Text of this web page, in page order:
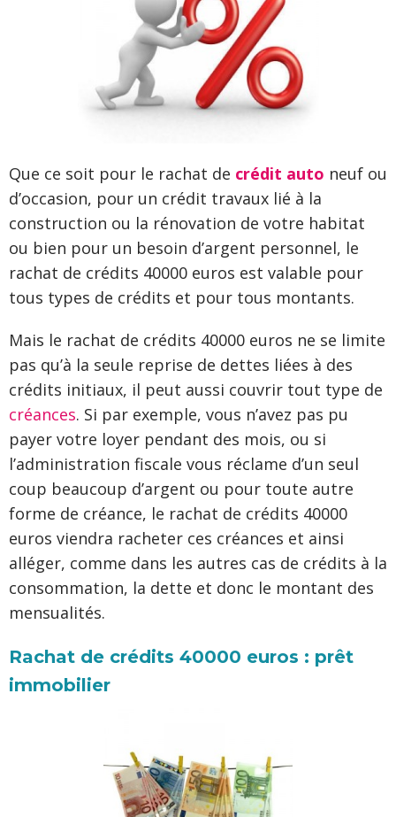
Que ce soit pour le rachat de crédit auto neuf ou
d’occasion, pour un crédit travaux lié à la
construction ou la rénovation de votre habitat
ou bien pour un besoin d’argent personnel, le
rachat de crédits 40000 euros est valable pour
tous types de crédits et pour tous montants.
Mais le rachat de crédits 40000 euros ne se limite
pas qu’à la seule reprise de dettes liées à des
crédits initiaux, il peut aussi couvrir tout type de
créances. Si par exemple, vous n’avez pas pu
payer votre loyer pendant des mois, ou si
l’administration fiscale vous réclame d’un seul
coup beaucoup d’argent ou pour toute autre
forme de créance, le rachat de crédits 40000
euros viendra racheter ces créances et ainsi
alléger, comme dans les autres cas de crédits à la
consommation, la dette et donc le montant des
mensualités.
Rachat de crédits 40000 euros : prêt
immobilier